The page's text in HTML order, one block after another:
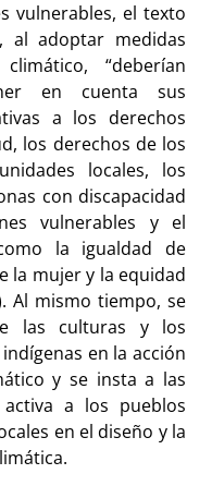
vulnerables, el texto
al adoptar medidas
“deberían
en cuenta sus
a los derechos
los derechos de los
locales, los
con discapacidad
vulnerables y el
la igualdad de
la mujer y la equidad
Al mismo tiempo, se
las culturas y los
en la acción
y se insta a las
a los pueblos
en el diseño y la